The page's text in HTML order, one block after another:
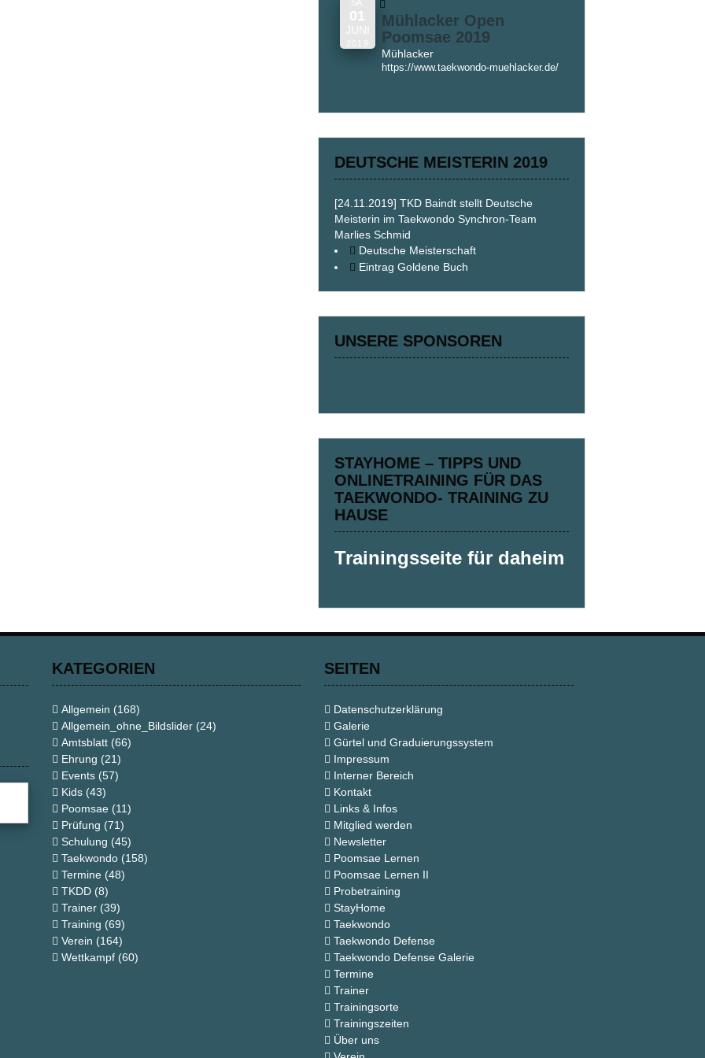
SA.
01
JUNI
Mühlacker Open
Poomsae 2019
Mühlacker
https://www.taekwondo-muehlacker.de/
DEUTSCHE MEISTERIN 2019
[24.11.2019] TKD Baindt stellt Deutsche
Meisterin im Taekwondo Synchron-Team
Marlies Schmid
Deutsche Meisterschaft
Eintrag Goldene Buch
UNSERE SPONSOREN
STAYHOME – TIPPS UND
ONLINETRAINING FÜR DAS
TAEKWONDO- TRAINING ZU
HAUSE
Trainingsseite für daheim
KATEGORIEN
Allgemein (168)
Allgemein_ohne_Bildslider(24)
Amtsblatt(66)
Ehrung (21)
Events(57)
Kids(43)
Poomsae(11)
Prüfung (71)
Schulung (45)
Taekwondo(158)
Termine(48)
TKDD(8)
Trainer(39)
Training (69)
Verein (164)
Wettkampf(60)
SEITEN
Datenschutzerklärung
Galerie
Gürtel und Graduierungssystem
Impressum
Interner Bereich
Kontakt
Links & Infos
Mitglied werden
Newsletter
Poomsae Lernen
Poomsae Lernen II
Probetraining
StayHome
Taekwondo
Taekwondo Defense
Taekwondo Defense Galerie
Termine
Trainer
Trainingsorte
Trainingszeiten
Über uns